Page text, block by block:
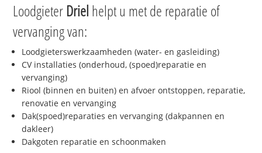
Loodgieter Driel helpt u met de reparatie of
vervanging van:
Loodgieterswerkzaamheden (water- en gasleiding)
CV installaties (onderhoud, (spoed)reparatie en
vervanging)
Riool (binnen en buiten) en afvoer ontstoppen, reparatie,
renovatie en vervanging
Dak(spoed)reparaties en vervanging (dakpannen en
dakleer)
Dakgoten reparatie en schoonmaken